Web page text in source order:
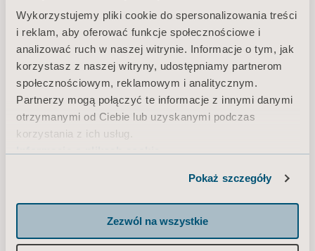
Wykorzystujemy pliki cookie do spersonalizowania treści
i reklam, aby oferować funkcje społecznościowe i
analizować ruch w naszej witrynie. Informacje o tym, jak
korzystasz z naszej witryny, udostępniamy partnerom
społecznościowym, reklamowym i analitycznym.
Partnerzy mogą połączyć te informacje z innymi danymi
otrzymanymi od Ciebie lub uzyskanymi podczas
korzystania z ich usług.
Pokaż szczegóły
Zezwól na wszystkie